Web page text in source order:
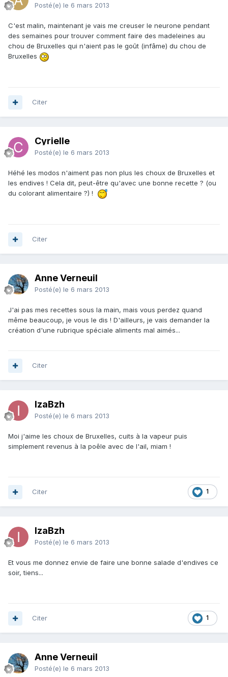
Posté(e) le 6 mars 2013
C'est malin, maintenant je vais me creuser le neurone pendant
des semaines pour trouver comment faire des madeleines au
chou de Bruxelles qui n'aient pas le goût (infâme) du chou de
Bruxelles
Citer
Cyrielle
Posté(e) le 6 mars 2013
Héhé les modos n'aiment pas non plus les choux de Bruxelles et
les endives ! Cela dit, peut-être qu'avec une bonne recette ? (ou
du colorant alimentaire ?) !
Citer
Anne Verneuil
Posté(e) le 6 mars 2013
J'ai pas mes recettes sous la main, mais vous perdez quand
même beaucoup, je vous le dis ! D'ailleurs, je vais demander la
création d'une rubrique spéciale aliments mal aimés...
Citer
IzaBzh
Posté(e) le 6 mars 2013
Moi j'aime les choux de Bruxelles, cuits à la vapeur puis
simplement revenus à la poêle avec de l'ail, miam !
1
Citer
IzaBzh
Posté(e) le 6 mars 2013
Et vous me donnez envie de faire une bonne salade d'endives ce
soir, tiens...
1
Citer
Anne Verneuil
Posté(e) le 6 mars 2013